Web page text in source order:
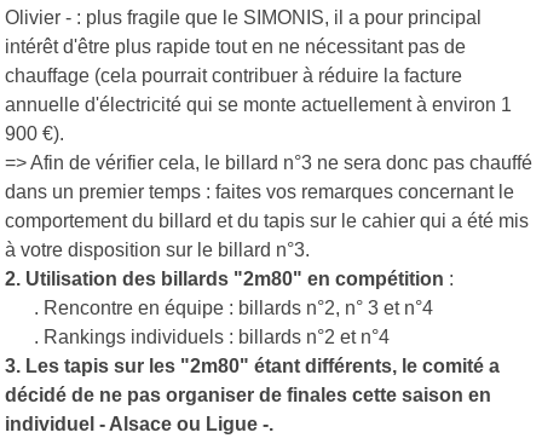
Olivier - : plus fragile que le SIMONIS, il a pour principal
intérêt d'être plus rapide tout en ne nécessitant pas de
chauffage (cela pourrait contribuer à réduire la facture
annuelle d'électricité qui se monte actuellement à environ 1
900 €).
=> Afin de vérifier cela, le billard n°3 ne sera donc pas chauffé
dans un premier temps : faites vos remarques concernant le
comportement du billard et du tapis sur le cahier qui a été mis
à votre disposition sur le billard n°3.
2. Utilisation des billards "2m80" en compétition :
. Rencontre en équipe : billards n°2, n° 3 et n°4
. Rankings individuels : billards n°2 et n°4
3. Les tapis sur les "2m80" étant différents, le comité a
décidé de ne pas organiser de finales cette saison en
individuel - Alsace ou Ligue -.